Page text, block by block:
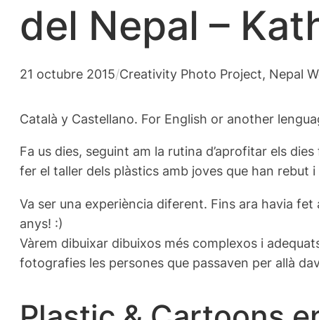
del Nepal –
21 octubre 2015/Creativity Photo Project, Nepal
Català y Castellano. For English or another
Fa us dies, seguint am la rutina d’aprofitar els
fer el taller dels plàstics amb joves que han rebut
Va ser una experiència diferent. Fins ara havia
anys! :)
Vàrem dibuixar dibuixos més complexos i
fotografies les persones que passaven per allà